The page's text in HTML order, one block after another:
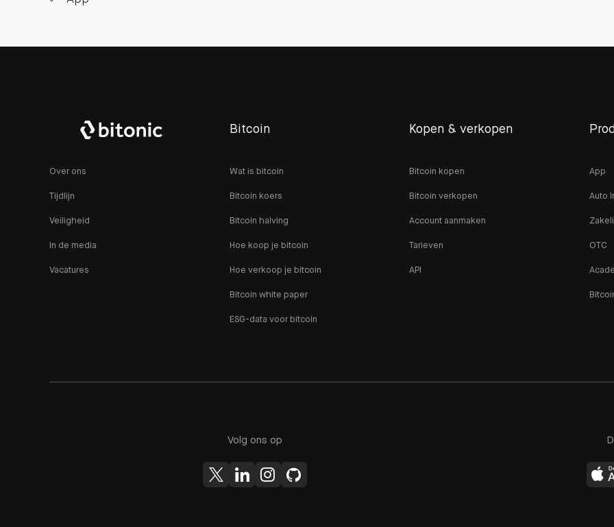
Over ons
Tijdlijn
Veiligheid
In de media
Vacatures
Bitcoin
Wat is bitcoin
Bitcoin koers
Bitcoin halving
Hoe koop je bitcoin
Hoe verkoop je bitcoin
Bitcoin white paper
ESG-data voor bitcoin
Kopen & verkopen
Bitcoin kopen
Bitcoin verkopen
Account aanmaken
Tarieven
API
App
Auto
OTC
Volg ons op